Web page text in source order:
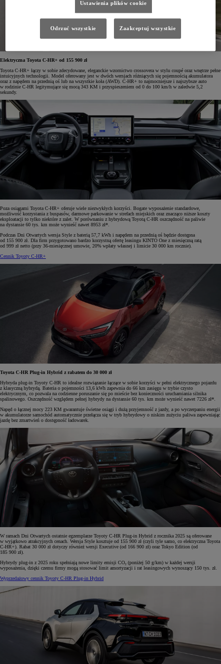
Elektryczna Toyota C-HR+ od 155 900 zł
Toyota C-HR+ łączy w sobie zdecydowane, eleganckie wzornictwo crossovera w stylu coupé oraz wnętrze pełne
intuicyjnych technologii. Model oferowany jest w dwóch wersjach różniących się pojemnością akumulatora
oraz z napędem na przednią oś lub na wszystkie koła (AWD). C-HR+ to najmocniejsze i najszybsze auto
w rodzinie C-HR legitymujące się mocą 343 KM i przyspieszeniem od 0 do 100 km/h w zaledwie 5,2
sekundy.
Poza osiągami Toyota C-HR+ oferuje wiele niezwykłych korzyści. Bogate wyposażenie standardowe,
możliwość korzystania z buspasów, darmowe parkowanie w strefach miejskich oraz znacząco niższe koszty
eksploatacji to tylko niektóre z zalet. W porównaniu z hybrydową Toyotą C-HR oszczędność na paliwie
na dystansie 60 tys. km może wynieść nawet 8953 zł*.
Podczas Dni Otwartych wersja Style z baterią 57,7 kWh i napędem na przednią oś będzie dostępna
od 155 900 zł. Dla firm przygotowano bardzo korzystną ofertę leasingu KINTO One z miesięczną ratą
od 999 zł netto (przy 36-miesięcznej umowie, 20% wpłaty własnej i limicie 30 000 km rocznie).
Cennik Toyoty C-HR+
Toyota C-HR Plug-in Hybrid z rabatem do 30 000 zł
Hybryda plug-in Toyoty C-HR to idealne rozwiązanie łączące w sobie korzyści w pełni elektrycznego pojazdu
z klasyczną hybrydą. Bateria o pojemności 13,6 kWh zapewnia do 66 km zasięgu w trybie czysto
elektrycznym, co pozwala na codzienne poruszanie się po mieście bez konieczności uruchamiania silnika
spalinowego. Oszczędność względem pełnej hybrydy na dystansie 60 tys. km może wynieść nawet 7226 zł*.
Napęd o łącznej mocy 223 KM gwarantuje świetne osiągi i dużą przyjemność z jazdy, a po wyczerpaniu energii
w akumulatorze samochód automatycznie przełącza się w tryb hybrydowy o niskim zużyciu paliwa zapewniając
jazdę bez zmartwień o dostępność ładowarek.
W ramach Dni Otwartych ostatnie egzemplarze Toyoty C-HR Plug-in Hybrid z rocznika 2025 są oferowane
w wyjątkowo atrakcyjnych cenach. Wersja Style kosztuje od 155 900 zł (czyli tyle samo, co elektryczna Toyota
C-HR+). Rabat 30 000 zł dotyczy również wersji Executive (od 166 900 zł) oraz Tokyo Edition (od
185 900 zł).
Hybrydy plug-in z 2025 roku spełniają nowe limity emisji CO₂ (poniżej 50 g/km) w każdej wersji
wyposażenia, dzięki czemu firmy mogą stosować limit amortyzacji i rat leasingowych wynoszący 150 tys. zł.
Wyprzedażowy cennik Toyoty C-HR Plug-in Hybrid
Ustawienia plików cookie
Odrzuć wszystkie Zaakceptuj wszystkie